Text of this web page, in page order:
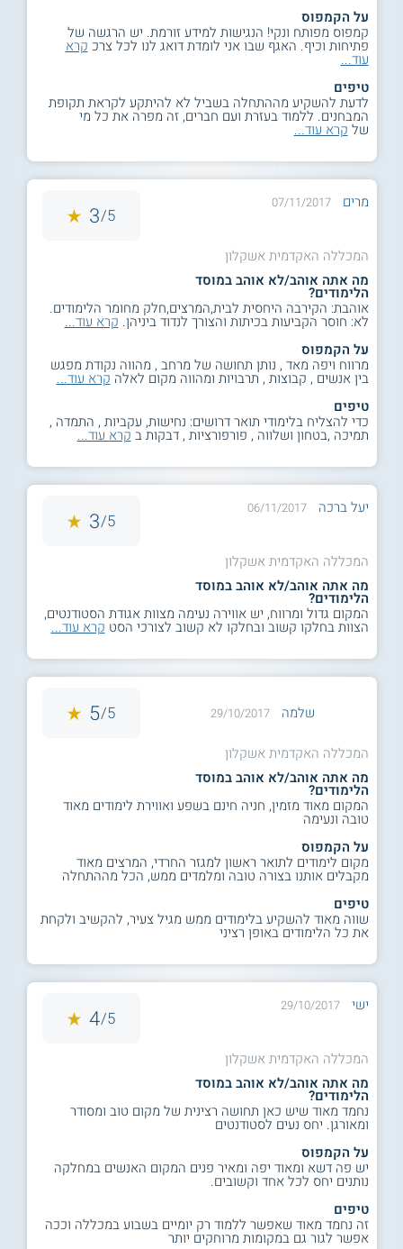
על הקמפוס
קמפוס מפותח ונקי! הנגישות למידע זורמת. יש הרגשה של
פתיחות וכיף. האגף שבו אני לומדת דואג לנו לכל צרכ קרא
עוד...
טיפים
לדעת להשקיע מההתחלה בשביל לא להיתקע לקראת תקופת
המבחנים. ללמוד בעזרת ועם חברים, זה מפרה את כל מי
של קרא עוד...
מרים 07/11/2017
5/
3
המכללה האקדמית אשקלון
מה אתה אוהב/לא אוהב במוסד
הלימודים?
אוהבת: הקירבה היחסית לבית,המרצים,חלק מחומר הלימודים.
לא: חוסר הקביעות בכיתות והצורך לנדוד ביניהן. קרא עוד...
על הקמפוס
מרווח ויפה מאד , נותן תחושה של מרחב , מהווה נקודת מפגש
בין אנשים , קבוצות , תרבויות ומהווה מקום לאלה קרא עוד...
טיפים
כדי להצליח בלימודי תואר דרושים: נחישות, עקביות , התמדה ,
תמיכה ,בטחון ושלווה , פורפורציות , דבקות ב קרא עוד...
יעל ברכה 06/11/2017
5/
3
המכללה האקדמית אשקלון
מה אתה אוהב/לא אוהב במוסד
הלימודים?
המקום גדול ומרווח, יש אווירה נעימה מצוות אגודת הסטודנטים,
הצוות בחלקו קשוב ובחלקו לא קשוב לצורכי הסט קרא עוד...
‫שלמה 29/10/2017
5/
5
המכללה האקדמית אשקלון
מה אתה אוהב/לא אוהב במוסד
הלימודים?
המקום מאוד מזמין, חניה חינם בשפע ואווירת לימודים מאוד
טובה ונעימה
על הקמפוס
מקום לימודים לתואר ראשון למגזר החרדי, המרצים מאוד
מקבלים אותנו בצורה טובה ומלמדים ממש, הכל מההתחלה
טיפים
שווה מאוד להשקיע בלימודים ממש מגיל צעיר, להקשיב ולקחת
את כל הלימודים באופן רציני
ישי 29/10/2017
5/
4
המכללה האקדמית אשקלון
מה אתה אוהב/לא אוהב במוסד
הלימודים?
נחמד מאוד שיש כאן תחושה רצינית של מקום טוב ומסודר
ומאורגן. יחס נעים לסטודנטים
על הקמפוס
יש פה דשא ומאוד יפה ומאיר פנים המקום האנשים במחלקה
נותנים יחס לכל אחד וקשובים.
טיפים
זה נחמד מאוד שאפשר ללמוד רק יומיים בשבוע במכללה וככה
אפשר לגור גם במקומות מרוחקים יותר